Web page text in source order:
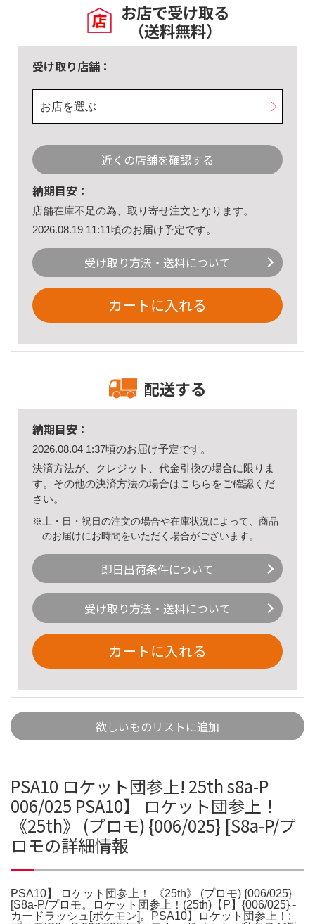
お店で受け取る
（送料無料）
受け取り店舗：
お店を選ぶ
近くの店舗を確認する
納期目安：
店舗在庫不足の為、取り寄せ注文となります。
2026.08.19 11:11頃のお届け予定です。
受け取り方法・送料について
カートに入れる
配送する
納期目安：
2026.08.04 1:37頃のお届け予定です。
決済方法が、クレジット、代金引換の場合に限りま
す。その他の決済方法の場合はこちら をご確認くだ
さい。
※土・日・祝日の注文の場合や在庫状況によって、商品
のお届けにお時間をいただく場合がございます。
即日出荷条件について
受け取り方法・送料について
カートに入れる
欲しいものリストに追加
PSA10 ロケット団参上! 25th s8a-P
006/025 PSA10】 ロケット団参上！
《25th》 (プロモ) {006/025} [S8a-P/プ
ロモの詳細情報
PSA10】 ロケット団参上！ 《25th》 (プロモ) {006/025}
[S8a-P/プロモ。ロケット団参上！(25th)【P】{006/025} -
カードラッシュ[ポケモン]。PSA10】ロケット団参上！: